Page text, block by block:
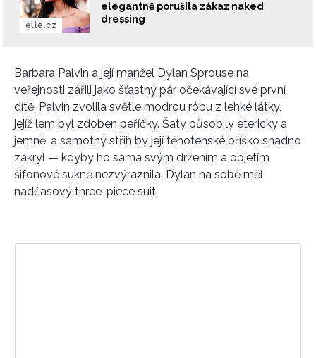
elegantně porušila zákaz naked
dressing
elle.cz
Barbara Palvin a její manžel Dylan Sprouse na
veřejnosti zářili jako šťastný pár očekávající své první
dítě. Palvin zvolila světle modrou róbu z lehké látky,
jejíž lem byl zdoben peříčky. Šaty působily étericky a
jemně, a samotný střih by její těhotenské bříško snadno
zakryl — kdyby ho sama svým držením a objetím
šifonové sukně nezvýraznila. Dylan na sobě měl
nadčasový three-piece suit.